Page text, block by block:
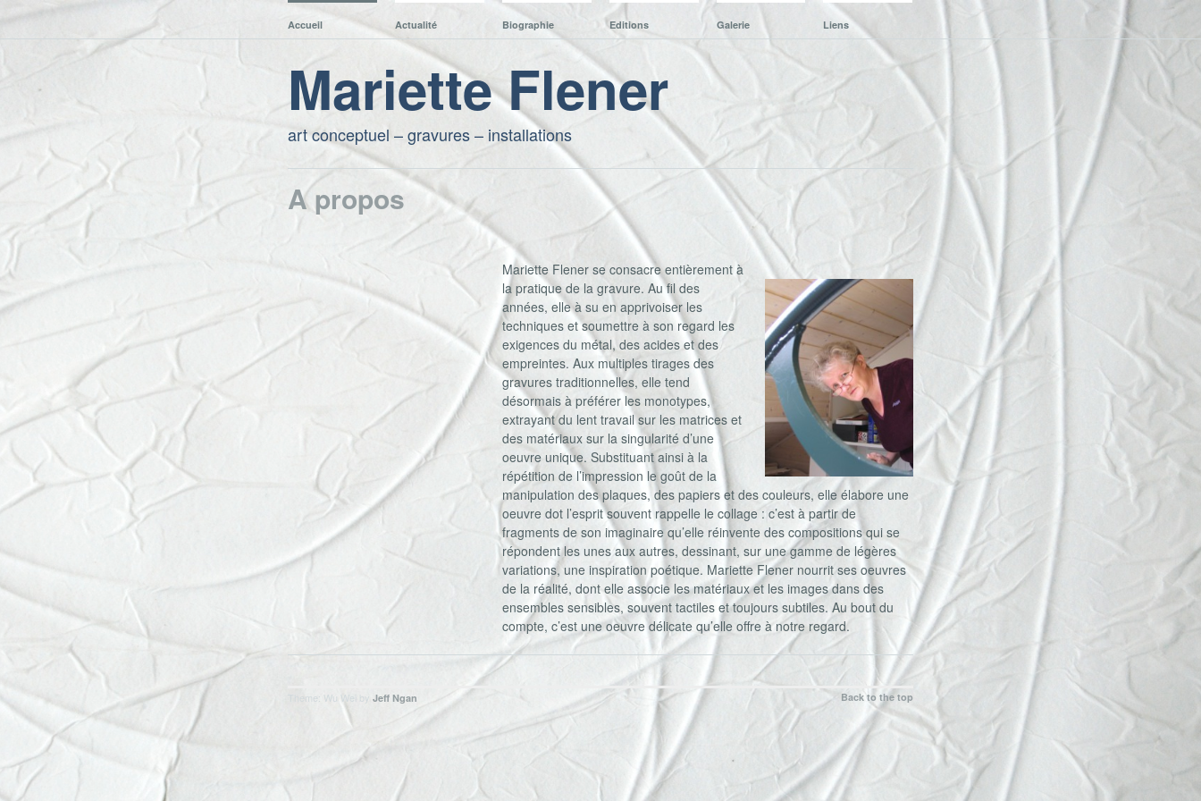
Accueil Actualité Biographie Editions Galerie Liens
Mariette Flener
art conceptuel – gravures – installations
A propos
Mariette Flener se consacre entièrement à
la pratique de la gravure. Au fil des
années, elle à su en apprivoiser les
techniques et soumettre à son regard les
exigences du métal, des acides et des
empreintes. Aux multiples tirages des
gravures traditionnelles, elle tend
désormais à préférer les monotypes,
extrayant du lent travail sur les matrices et
des matériaux sur la singularité d’une
oeuvre unique. Substituant ainsi à la
répétition de l’impression le goût de la
manipulation des plaques, des papiers et des couleurs, elle élabore une
oeuvre dot l’esprit souvent rappelle le collage : c’est à partir de
fragments de son imaginaire qu’elle réinvente des compositions qui se
répondent les unes aux autres, dessinant, sur une gamme de légères
variations, une inspiration poétique. Mariette Flener nourrit ses oeuvres
de la réalité, dont elle associe les matériaux et les images dans des
ensembles sensibles, souvent tactiles et toujours subtiles. Au bout du
compte, c’est une oeuvre délicate qu’elle offre à notre regard.
Theme: Wu Wei by Jeff Ngan Back to the top